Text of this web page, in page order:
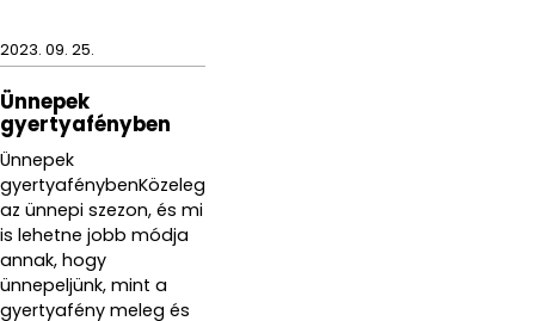
2023. 09. 25.
Ünnepek
gyertyafényben
Ünnepek
gyertyafénybenKözeleg
az ünnepi szezon, és mi
is lehetne jobb módja
annak, hogy
ünnepeljünk, mint a
gyertyafény meleg és